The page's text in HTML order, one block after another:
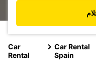
Car
Rental
Car Rental
Spain